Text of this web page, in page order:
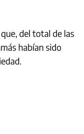
del total de las
habían sido